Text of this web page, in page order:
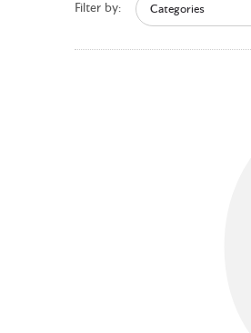
Filter by: Categories